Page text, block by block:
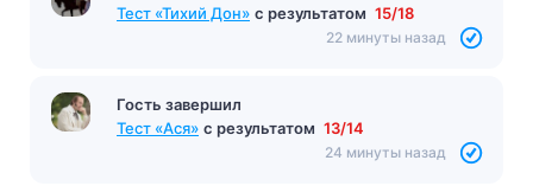
Тест «Тихий Дон» с результатом 15/18
22 минуты назад
Гость завершил
Тест «Ася» с результатом 13/14
24 минуты назад